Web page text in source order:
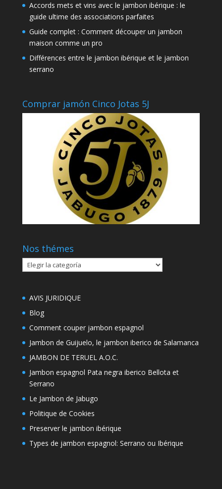
Accords mets et vins avec le jambon ibérique : le
guide ultime des associations parfaites
Guide complet : Comment découper un jambon
maison comme un pro
Différences entre le jambon ibérique et le jambon
serrano
Comprar jamón Cinco Jotas 5J
Nos thémes
Nos
thémes
AVIS JURIDIQUE
Blog
Comment couper jambon espagnol
Jambon de Guijuelo, le jambon iberico de Salamanca
JAMBON DE TERUEL A.O.C.
Jambon espagnol Pata negra iberico Bellota et
Serrano
Le Jambon de Jabugo
Politique de Cookies
Preserver le jambon ibérique
Types de jambon espagnol: Serrano ou Ibérique